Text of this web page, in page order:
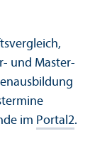
und Master­
im Portal2.